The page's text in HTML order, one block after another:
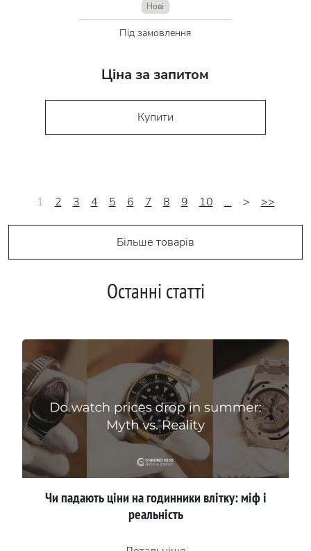
Нові
Під замовлення
Ціна за запитом
Купити
1 2 3 4 5 6 7 8 9 10 … > >>
Більше товарів
Останні статті
Чи падають ціни на годинники влітку: міф і
реальність